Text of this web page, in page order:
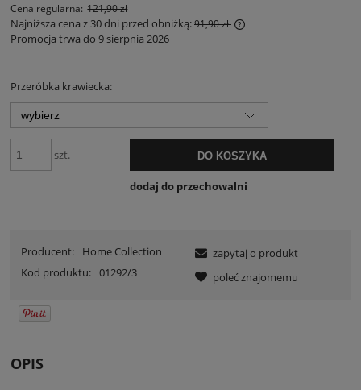
Cena regularna: 121,90 zł
Najniższa cena z 30 dni przed obniżką:91,90 zł
Promocja trwa do 9 sierpnia 2026
Przeróbka krawiecka:
szt. DO KOSZYKA
dodaj do przechowalni
Producent:
Home Collection
Kod produktu: 01292/3
zapytaj o produkt
poleć znajomemu
OPIS